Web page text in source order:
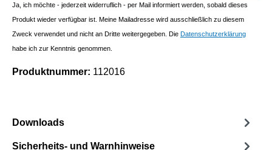
Ja, ich möchte - jederzeit widerruflich - per Mail informiert werden, sobald dieses
Produkt wieder verfügbar ist. Meine Mailadresse wird ausschließlich zu diesem
Zweck verwendet und nicht an Dritte weitergegeben. Die Datenschutzerklärung
habe ich zur Kenntnis genommen.
Produktnummer: 112016
Downloads
Sicherheits- und Warnhinweise